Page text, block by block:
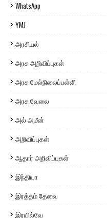
WhatsApp
YMJ
அரசியல்
அரசு அறிவிப்புகள்
அரசு மேல்நிலைப்பள்ளி
அரசு வேலை
அல் அமீன்
அறிவிப்புகள்
ஆதார் அறிவிப்புகள்
இந்தியா
இரத்தம் தேவை
இரயில்வே